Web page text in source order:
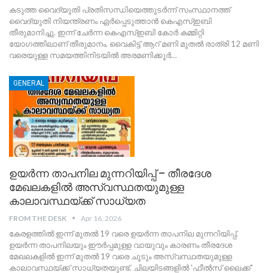
​കടുത്ത വൈദ്യുതി പ്രതിസന്ധിയെത്തുടർന്ന് സംസ്ഥാനത്ത്
വൈദ്യുതി നിയന്ത്രണം ഏർപ്പെടുത്താൻ കെഎസ്ഇബി
തീരുമാനിച്ചു. ഇന്ന് ചേർന്ന കെഎസ്ഇബി കോർ കമ്മിറ്റി
യോഗത്തിലാണ് തീരുമാനം. വൈകിട്ട് ആറ് മണി മുതൽ രാത്രി 12 മണി
വരെയുള്ള സമയത്തിനിടയിൽ അരമണിക്കൂർ…
GENERAL
ഉയർന്ന താപനില മുന്നറിയിപ്പ് – തീരദേശ
മേഖലകളിൽ അസ്വസ്ഥതയുമുള്ള
കാലാവസ്ഥയ്ക്ക് സാധ്യത
FROM THE DESK Apr 16, 2026
കേരളത്തിൽ ഇന്ന് മുതൽ 19 വരെ ഉയർന്ന താപനില മുന്നറിയിപ്പ്.
ഉയർന്ന താപനിലയും ഈർപ്പമുള്ള വായുവും കാരണം തീരദേശ
മേഖലകളിൽ ഇന്ന് മുതൽ 19 വരെ ചൂടും അസ്വസ്ഥതയുമുള്ള
കാലാവസ്ഥയ്ക്ക് സാധ്യതയുണ്ട്. ചിലയിടങ്ങളിൽ 'ഫീൽസ് ലൈക്ക്'